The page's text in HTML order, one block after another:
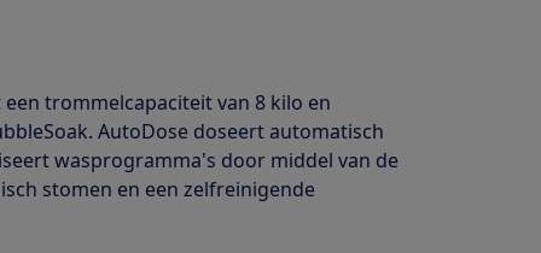
een trommelcapaciteit van 8 kilo en
AutoDose doseert automatisch
wasprogramma's door middel van de
stomen en een zelfreinigende